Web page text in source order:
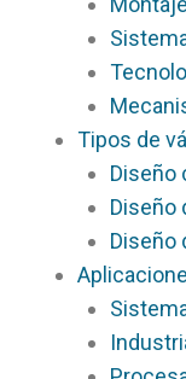
Tipos de
Diseño
Diseño
Diseño